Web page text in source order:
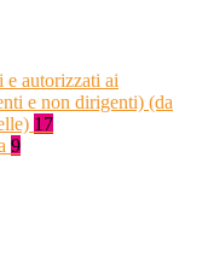
autorizzati ai
e non dirigenti) (da
17
9